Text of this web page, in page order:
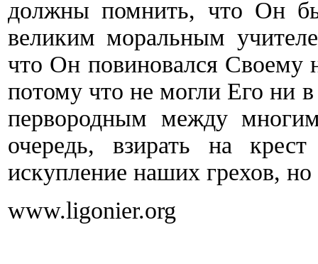
должны помнить, что Он
великим моральным
что Он повиновался Своему
потому что не могли Его ни
первородным между
очередь, взирать на
искупление наших грехов,
www.ligonier.org